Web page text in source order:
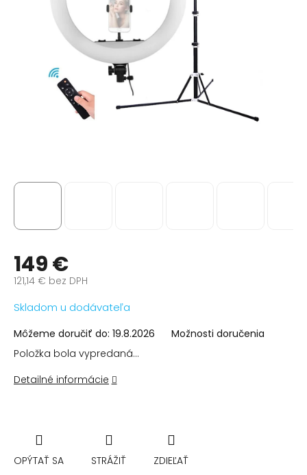
149 €
121,14 € bez DPH
Jednotková
cena:
Skladom u dodávateľa
Môžeme doručiť do: 19.8.2026
Možnosti doručenia
Položka bola vypredaná…
Detailné informácie
OPÝTAŤ SA STRÁŽIŤ ZDIEĽAŤ